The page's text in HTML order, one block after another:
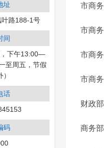
址
路188-1号
间
下午13:00—
至周五，节假
话
码
市商
市商
市商
市商
财政
商务